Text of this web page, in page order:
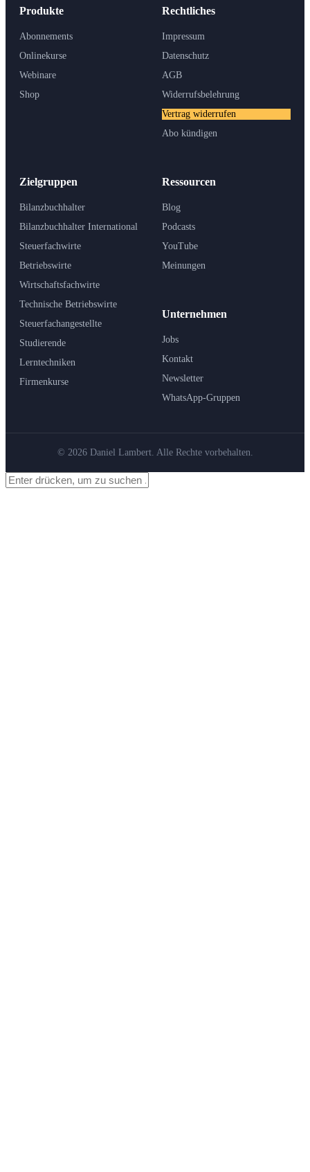
Produkte
Abonnements
Onlinekurse
Webinare
Shop
Zielgruppen
Bilanzbuchhalter
Bilanzbuchhalter International
Steuerfachwirte
Betriebswirte
Wirtschaftsfachwirte
Technische Betriebswirte
Steuerfachangestellte
Studierende
Lerntechniken
Firmenkurse
Ressourcen
Blog
Podcasts
YouTube
Meinungen
Unternehmen
Jobs
Kontakt
Newsletter
WhatsApp-Gruppen
Rechtliches
Impressum
Datenschutz
AGB
Widerrufsbelehrung
Vertrag widerrufen
Abo kündigen
© 2026 Daniel Lambert. Alle Rechte vorbehalten.